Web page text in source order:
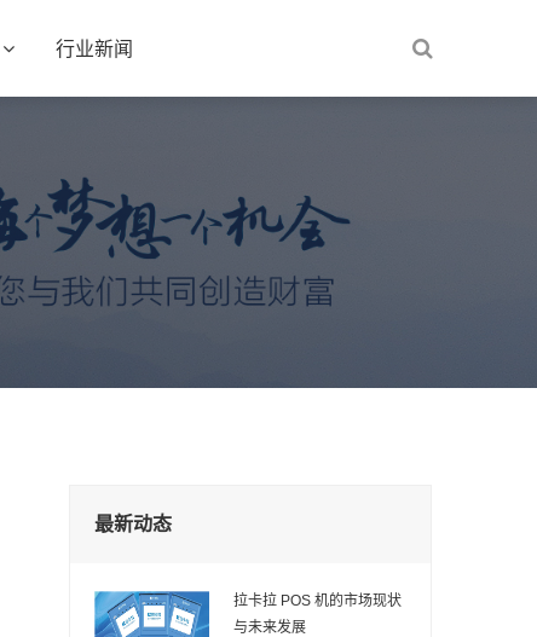
行业新闻
最新动态
拉卡拉 POS 机的市场现状
与未来发展